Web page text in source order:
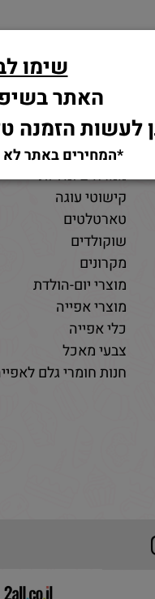
מוצרים
ממרחים ומליות
קישוטי עוגה
טארטלטים
שוקולדים
מקרונים
מוצרי יום-הולדת
מוצרי אפייה
כלי אפייה
צבעי מאכל
חנות חומרי גלם
שימו
האתר
לעשות הזמנה
*המחירים באתר לא